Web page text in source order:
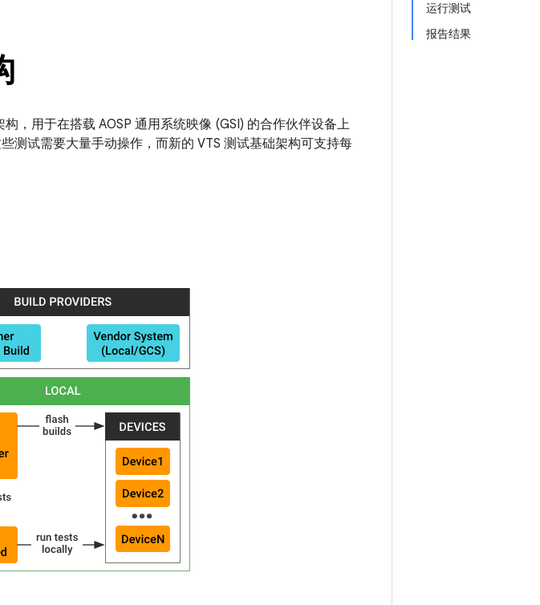
运行测试
报告结果
，用于在搭载 AOSP 通用系统映像 (GSI) 的合作伙伴设备上
测试需要大量手动操作，而新的 VTS 测试基础架构可支持每